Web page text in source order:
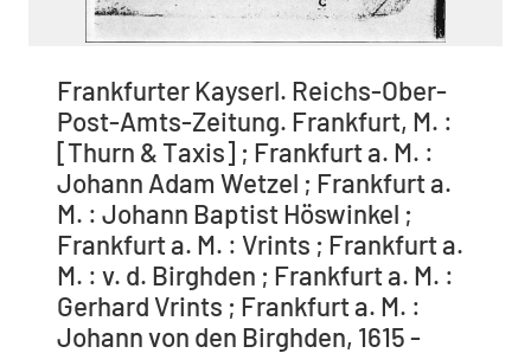
Frankfurter Kayserl. Reichs-Ober-
Post-Amts-Zeitung. Frankfurt, M. :
[Thurn & Taxis] ; Frankfurt a. M. :
Johann Adam Wetzel ; Frankfurt a.
M. : Johann Baptist Höswinkel ;
Frankfurt a. M. : Vrints ; Frankfurt a.
M. : v. d. Birghden ; Frankfurt a. M. :
Gerhard Vrints ; Frankfurt a. M. :
Johann von den Birghden, 1615 -